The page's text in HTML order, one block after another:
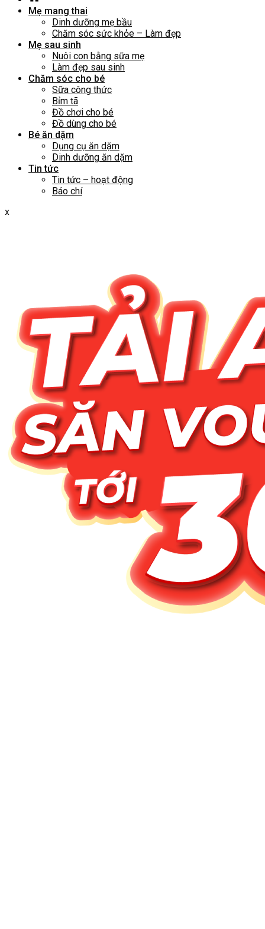
Mẹ mang thai
Dinh dưỡng mẹ bầu
Chăm sóc sức khỏe – Làm đẹp
Mẹ sau sinh
Nuôi con bằng sữa mẹ
Làm đẹp sau sinh
Chăm sóc cho bé
Sữa công thức
Bỉm tã
Đồ chơi cho bé
Đồ dùng cho bé
Bé ăn dặm
Dụng cụ ăn dặm
Dinh dưỡng ăn dặm
Tin tức
Tin tức – hoạt động
Báo chí
x